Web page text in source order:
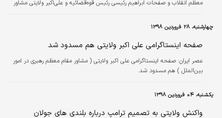
معظم انقلاب و صفحات ابراهیم رئیسی رئیس قوه‌قضائیه و علی‌اکبر ولایتی مشاور
در راستای سیاست‌های ایالات‌متحده آمریکا صفحات فرماندهان سپاه پاسداران را
مسدود کرده بود.
چهارشنبه، ۲۸ فروردین ۱۳۹۸
صفحه اینستاگرامی علی اکبر ولایتی هم مسدود شد
عصر ایران: صفحه اینستاگرامی علی اکبر ولایتی ( مشاور مقام معظم رهبری در امور
بین‌الملل ) هم مسدود شد.
یکشنبه، ۰۴ فروردین ۱۳۹۸
واکنش ولایتی به تصمیم ترامپ درباره بلندی های جولان